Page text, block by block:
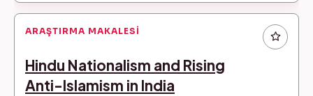
ARAŞTIRMA MAKALESI
Hindu Nationalism and Rising
Anti-Islamism in India